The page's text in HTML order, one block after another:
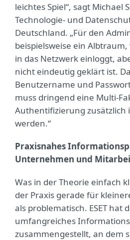
leichtes Spiel“, sagt Michael
Technologie- und
Deutschland. „Für den
beispielsweise ein
in das Netzwerk einloggt,
nicht eindeutig geklärt ist.
Benutzername und
muss dringend eine Multi-
Authentifizierung
werden.“
Praxisnahes
Unternehmen und
Was in der Theorie einfach
der Praxis gerade für
als problematisch. ESET hat
umfangreiches
zusammengestellt, an dem